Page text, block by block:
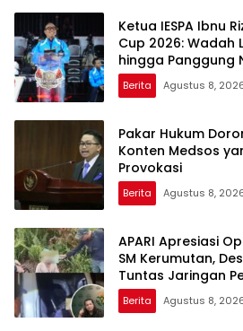
Ketua IESPA Ibnu
Cup 2026: Wadah
hingga Panggung
Berita Agustus 8,
Pakar Hukum
Konten Medsos
Provokasi
Berita Agustus 8,
APARI Apresiasi
SM Kerumutan,
Tuntas Jaringan
Berita Agustus 8,